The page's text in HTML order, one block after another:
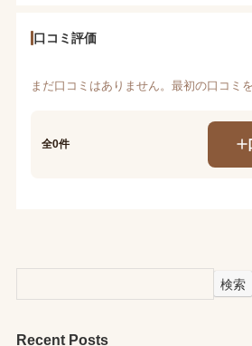
口コミ評価
まだ口コミはありません。最初の口コミ
全0件
検索
Recent Posts